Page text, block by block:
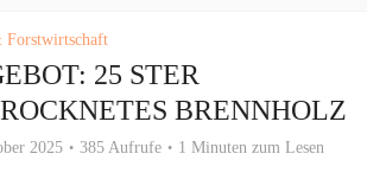
Forstwirtschaft
25 STER
BRENNHOLZ
2025 385 Aufrufe 1 Minuten zum Lesen